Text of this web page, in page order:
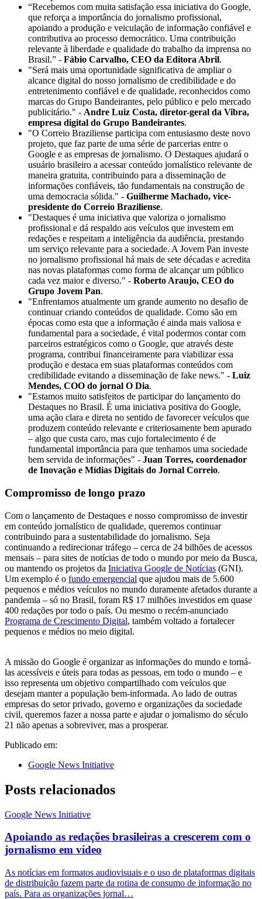
“Recebemos com muita satisfação essa iniciativa do Google,
que reforça a importância do jornalismo profissional,
apoiando a produção e veiculação de informação confiável e
contributiva ao processo democrático. Uma contribuição
relevante à liberdade e qualidade do trabalho da imprensa no
Brasil.” - Fábio Carvalho, CEO da Editora Abril.
"Será mais uma oportunidade significativa de ampliar o
alcance digital do nosso jornalismo de credibilidade e do
entretenimento confiável e de qualidade, reconhecidos como
marcas do Grupo Bandeirantes, pelo público e pelo mercado
publicitário." - Andre Luiz Costa, diretor-geral da Vibra,
empresa digital do Grupo Bandeirantes.
"O Correio Braziliense participa com entusiasmo deste novo
projeto, que faz parte de uma série de parcerias entre o
Google e as empresas de jornalismo. O Destaques ajudará o
usuário brasileiro a acessar conteúdo jornalístico relevante de
maneira gratuita, contribuindo para a disseminação de
informações confiáveis, tão fundamentais na construção de
uma democracia sólida." - Guilherme Machado, vice-
presidente do Correio Braziliense.
"Destaques é uma iniciativa que valoriza o jornalismo
profissional e dá respaldo aos veículos que investem em
redações e respeitam a inteligência da audiência, prestando
um serviço relevante para a sociedade. A Jovem Pan investe
no jornalismo profissional há mais de sete décadas e acredita
nas novas plataformas como forma de alcançar um público
cada vez maior e diverso." - Roberto Araujo, CEO do
Grupo Jovem Pan.
"Enfrentamos atualmente um grande aumento no desafio de
continuar criando conteúdos de qualidade. Como são em
épocas como esta que a informação é ainda mais valiosa e
fundamental para a sociedade, é vital podermos contar com
parceiros estratégicos como o Google, que através deste
programa, contribui financeiramente para viabilizar essa
produção e destaca em suas plataformas conteúdos com
credibilidade evitando a disseminação de fake news." - Luiz
Mendes, COO do jornal O Dia.
"Estamos muito satisfeitos de participar do lançamento do
Destaques no Brasil. É uma iniciativa positiva do Google,
uma ação clara e direta no sentido de favorecer veículos que
produzem conteúdo relevante e criteriosamente bem apurado
– algo que custa caro, mas cujo fortalecimento é de
fundamental importância para que tenhamos uma sociedade
bem servida de informações" - Juan Torres, coordenador
de Inovação e Mídias Digitais do Jornal Correio.
Compromisso de longo prazo
Com o lançamento de Destaques e nosso compromisso de investir
em conteúdo jornalístico de qualidade, queremos continuar
contribuindo para a sustentabilidade do jornalismo. Seja
continuando a redirecionar tráfego – cerca de 24 bilhões de acessos
mensais – para sites de notícias de todo o mundo por meio da Busca,
ou mantendo os projetos da Iniciativa Google de Notícias (GNI).
Um exemplo é o fundo emergencial que ajudou mais de 5.600
pequenos e médios veículos no mundo duramente afetados durante a
pandemia – só no Brasil, foram R$ 17 milhões investidos em quase
400 redações por todo o país. Ou mesmo o recém-anunciado
Programa de Crescimento Digital, também voltado a fortalecer
pequenos e médios no meio digital.
A missão do Google é organizar as informações do mundo e torná-
las acessíveis e úteis para todas as pessoas, em todo o mundo – e
isso representa um objetivo compartilhado com veículos que
desejam manter a população bem-informada. Ao lado de outras
empresas do setor privado, governo e organizações da sociedade
civil, queremos fazer a nossa parte e ajudar o jornalismo do século
21 não apenas a sobreviver, mas a prosperar.
Publicado em:
Google News Initiative
Posts relacionados
Google News Initiative
Apoiando as redações brasileiras a crescerem com o
jornalismo em vídeo
As notícias em formatos audiovisuais e o uso de plataformas digitais
de distribuição fazem parte da rotina de consumo de informação no
país. Para as organizações jornal…